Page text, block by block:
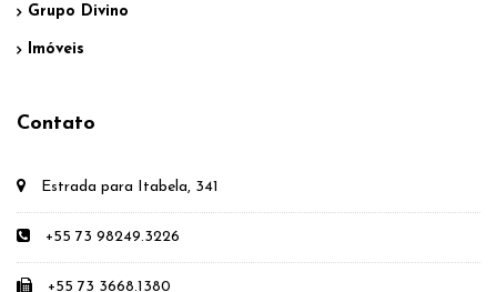
Grupo Divino
Imóveis
Contato
Estrada para Itabela, 341
+55 73 98249.3226
+55 73 3668.1380